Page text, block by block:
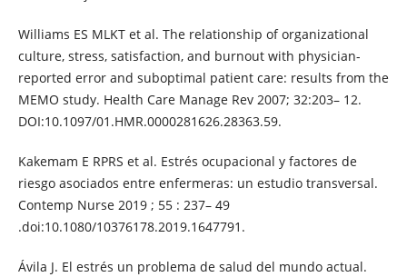
Williams ES MLKT et al. The relationship of organizational
culture, stress, satisfaction, and burnout with physician-
reported error and suboptimal patient care: results from the
MEMO study. Health Care Manage Rev 2007; 32:203– 12.
DOI:10.1097/01.HMR.0000281626.28363.59.
Kakemam E RPRS et al. Estrés ocupacional y factores de
riesgo asociados entre enfermeras: un estudio transversal.
Contemp Nurse 2019 ; 55 : 237– 49
.doi:10.1080/10376178.2019.1647791.
Ávila J. El estrés un problema de salud del mundo actual.